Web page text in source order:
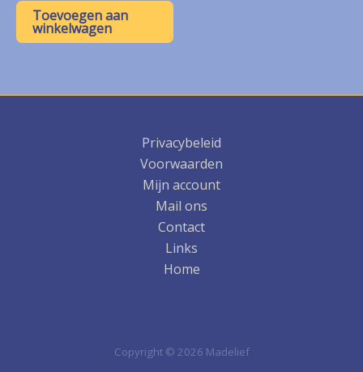
was:
€ 12,00.
is:
€ 6,00.
Toevoegen aan
winkelwagen
Privacybeleid
Voorwaarden
Mijn account
Mail ons
Contact
Links
Home
Copyright © 2026 Madelief